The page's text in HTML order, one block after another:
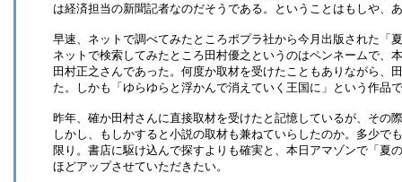
は経済担当の新聞記者なのだそうである。ということはもしや、
早速、ネットで調べてみたところポプラ社から今月出版された「
ネットで検索してみたところ田村優之というのはペンネームで、
田村正之さんであった。何度か取材を受けたこともありながら、
た。しかも「ゆらゆらと浮かんで消えていく王国に」という作品
昨年、確か田村さんに直接取材を受けたと記憶しているが、その
しかし、もしかすると小説の取材も兼ねていらしたのか。多少で
限り。書店に駆け込んで探すよりも確実と、本日アマゾンで「夏
ほどアップさせていただきたい。